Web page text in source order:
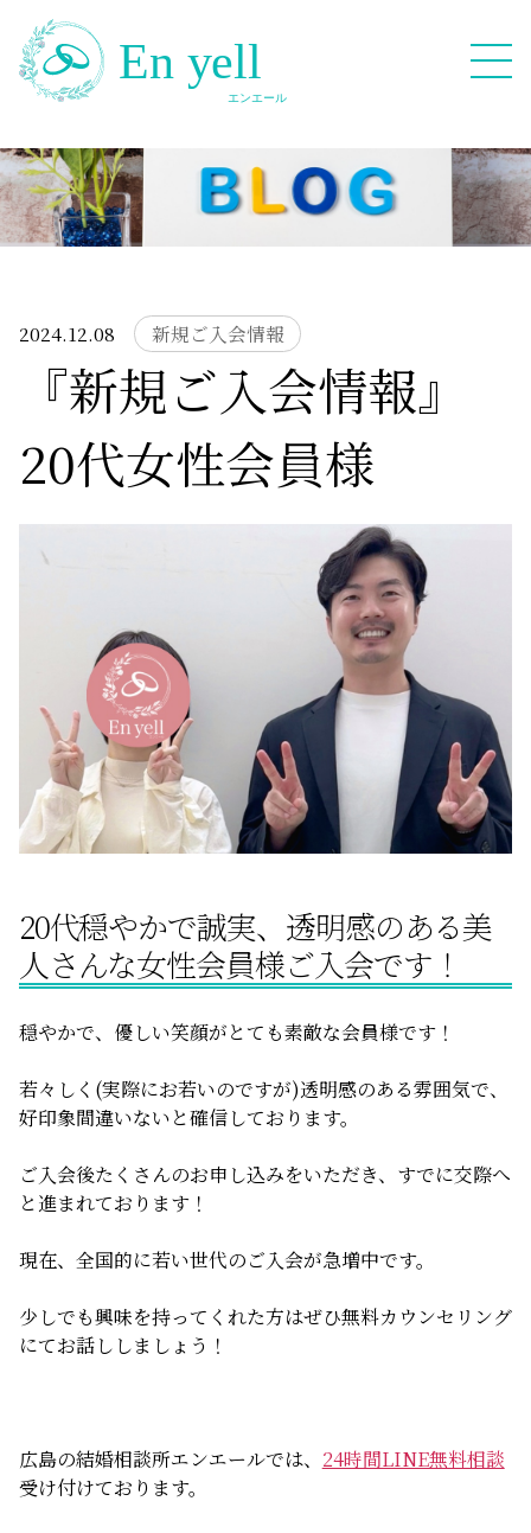
082-909-2380
HOME
サービスの特徴
ご成婚までの流れ
料金
サービス比較
よくある質問
無料相談
お知らせ
2024.12.08 新規ご入会情報
『新規ご入会情報』
20代女性会員様
20代穏やかで誠実、透明感のある美
人さんな女性会員様ご入会です！
穏やかで、優しい笑顔がとても素敵な会員様です！
若々しく(実際にお若いのですが)透明感のある雰囲気で、
好印象間違いないと確信しております。
ご入会後たくさんのお申し込みをいただき、すでに交際へ
と進まれております！
現在、全国的に若い世代のご入会が急増中です。
少しでも興味を持ってくれた方はぜひ無料カウンセリング
にてお話ししましょう！
広島の結婚相談所エンエールでは、 24時間LINE無料相談
受け付けております。